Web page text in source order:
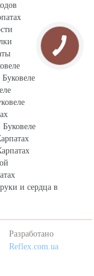
и сердца в
Разработано
Reflex.com.ua